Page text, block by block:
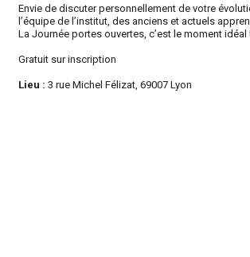
Envie de discuter personnellement de votre
l’équipe de l’institut, des anciens et actuels
La Journée portes ouvertes, c’est le moment idéal
Gratuit sur inscription
Lieu : 3 rue Michel Félizat, 69007 Lyon